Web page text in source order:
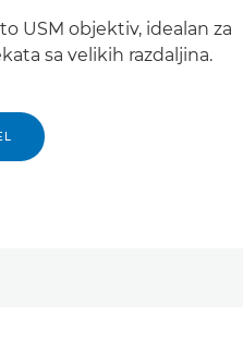
USM objektiv, idealan za
sa velikih razdaljina.